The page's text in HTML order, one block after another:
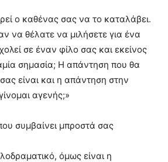
ο καθένας σας να το καταλάβει.
να θέλατε να μιλήσετε για ένα
σε έναν φίλο σας και εκείνος
σημασία; Η απάντηση που θα
είναι και η απάντηση στην
αγενής;»
συμβαίνει μπροστά σας
όμως είναι η